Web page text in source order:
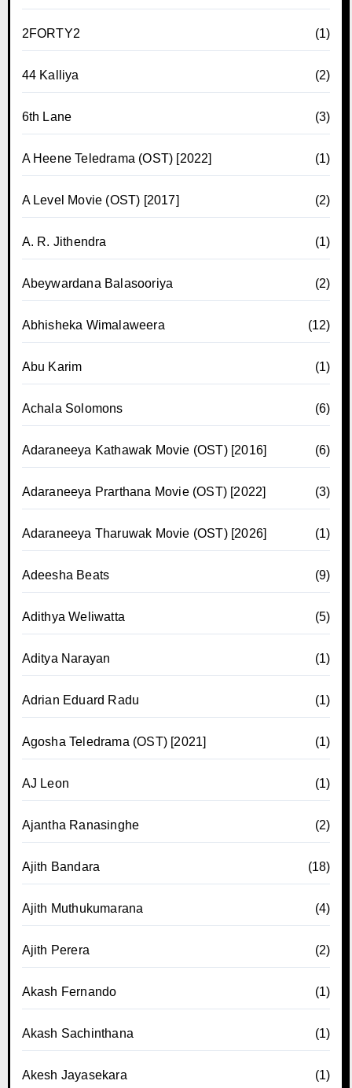
2FORTY2 (1)
44 Kalliya (2)
6th Lane (3)
A Heene Teledrama (OST) [2022] (1)
A Level Movie (OST) [2017] (2)
A. R. Jithendra (1)
Abeywardana Balasooriya (2)
Abhisheka Wimalaweera (12)
Abu Karim (1)
Achala Solomons (6)
Adaraneeya Kathawak Movie (OST) [2016] (6)
Adaraneeya Prarthana Movie (OST) [2022] (3)
Adaraneeya Tharuwak Movie (OST) [2026] (1)
Adeesha Beats (9)
Adithya Weliwatta (5)
Aditya Narayan (1)
Adrian Eduard Radu (1)
Agosha Teledrama (OST) [2021] (1)
AJ Leon (1)
Ajantha Ranasinghe (2)
Ajith Bandara (18)
Ajith Muthukumarana (4)
Ajith Perera (2)
Akash Fernando (1)
Akash Sachinthana (1)
Akesh Jayasekara (1)